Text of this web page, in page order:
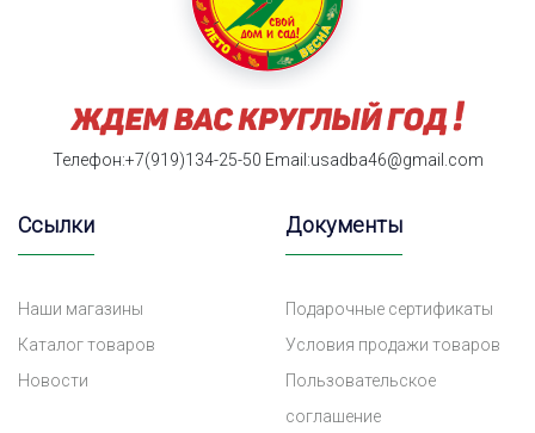
Телефон:+7(919)134-25-50 Email:usadba46@gmail.com
Ссылки
Наши магазины
Каталог товаров
Новости
Документы
Подарочные сертификаты
Условия продажи товаров
Пользовательское
соглашение